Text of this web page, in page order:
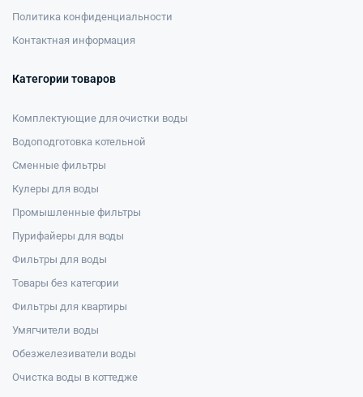
Политика конфиденциальности
Контактная информация
Категории товаров
Комплектующие для очистки воды
Водоподготовка котельной
Сменные фильтры
Кулеры для воды
Промышленные фильтры
Пурифайеры для воды
Фильтры для воды
Товары без категории
Фильтры для квартиры
Умягчители воды
Обезжелезиватели воды
Очистка воды в коттедже